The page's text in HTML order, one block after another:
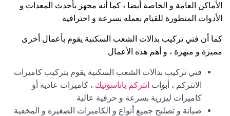
الأماكن العامة و الخاصة أيضا ، كما أنه مجهز بأحدث المعدات و
الأدوات المتطورة للقيام بعمله بسرعة و احترافية .
كما أن فني تركيب بدالات الشعب السكنية يقوم بأعمال أخرى
مميزة و مبهرة ، و أهم هذه الأعمال :
فني تركيب بدالات الشعب السكنية يقوم بتركيب كاميرات
الانتركم ، أبواب انتركم باناسونيك ، كاميرات عادية أو
كاميرات ليزرية بسرعة و حرفية عالية .
صيانة و تصليح جميع أنواع و الكاميرات الصغيرة و المخفية